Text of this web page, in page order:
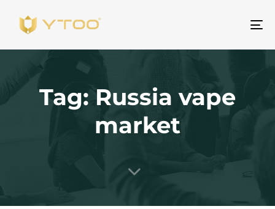
Tag: Russia vape
market